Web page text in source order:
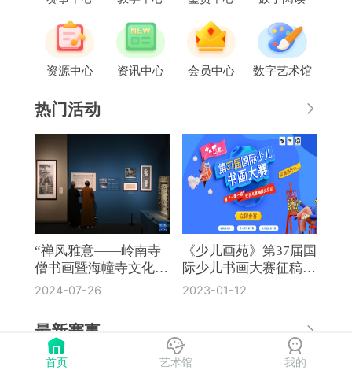
资源中心 资讯中心 会员中心 数字艺术馆
热门活动
“禅风雅意——岭南寺
僧书画暨海幢寺文化
展”在国博开幕
2024-07-26
《少儿画苑》第37届国
际少儿书画大赛征稿通
知
2023-01-12
最新赛事
《奔流·小作家》第8届全国中
首页 艺术馆 我的